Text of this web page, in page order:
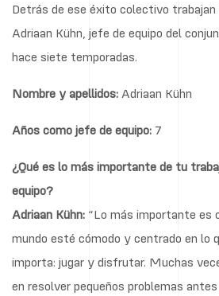
Detrás de ese éxito colectivo
Adriaan Kühn, jefe de equipo del
hace siete temporadas.
Nombre y apellidos: Adriaan Kühn
Años como jefe de equipo: 7
¿Qué es lo más importante de tu
equipo?
Adriaan Kühn: “Lo más importante es
mundo esté cómodo y centrado en lo
importa: jugar y disfrutar. Muchas
en resolver pequeños problemas